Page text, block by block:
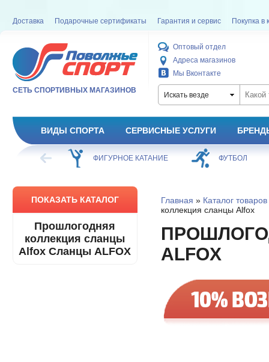
Доставка Подарочные сертификаты Гарантия и сервис Покупка в
СЕТЬ СПОРТИВНЫХ МАГАЗИНОВ
Оптовый отдел
Адреса магазинов
Мы Вконтакте
Искать везде
ВИДЫ СПОРТА СЕРВИСНЫЕ УСЛУГИ
ХОККЕЙ ФИГУРНОЕ КАТАНИЕ ФУТБОЛ
ПОКАЗАТЬ КАТАЛОГ
Прошлогодняя
коллекция сланцы
Alfox Сланцы ALFOX
Главная » Каталог товаров
коллекция сланцы Alfox
ALFOX